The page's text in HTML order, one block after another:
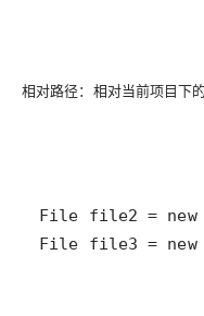
相对路径：相对当前项目下
File file3 = new